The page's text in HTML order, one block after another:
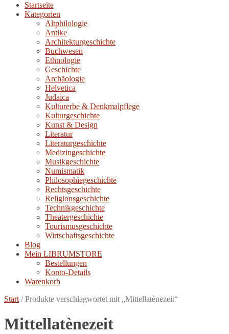
Startseite
Kategorien
Altphilologie
Antike
Architekturgeschichte
Buchwesen
Ethnologie
Geschichte
Archäologie
Helvetica
Judaica
Kulturerbe & Denkmalpflege
Kulturgeschichte
Kunst & Design
Literatur
Literaturgeschichte
Medizingeschichte
Musikgeschichte
Numismatik
Philosophiegeschichte
Rechtsgeschichte
Religionsgeschichte
Technikgeschichte
Theatergeschichte
Tourismusgeschichte
Wirtschaftsgeschichte
Blog
Mein LIBRUMSTORE
Bestellungen
Konto-Details
Warenkorb
Start /Produkte verschlagwortet mit „Mittellatènezeit“
Mittellatènezeit